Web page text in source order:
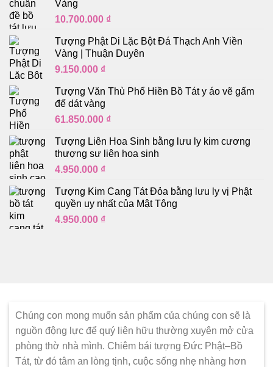
Vàng
10.700.000 ₫
Tượng Phật Di Lặc Bột Đá Thạch Anh Viền
Vàng | Thuận Duyên
9.150.000 ₫
Tượng Văn Thù Phổ Hiền Bồ Tát y áo vẽ gấm
đế dát vàng
61.850.000 ₫
Tượng Liên Hoa Sinh bằng lưu ly kim cương
thượng sư liên hoa sinh
4.950.000 ₫
Tượng Kim Cang Tát Đỏa bằng lưu ly vị Phật
quyền uy nhất của Mật Tông
4.950.000 ₫
Chúng con mong muốn sản phẩm của chúng con sẽ là
nguồn động lực để quý liên hữu thường xuyên mở cửa
phòng thờ nhà mình. Chiêm bái tượng Đức Phật–Bồ
Tát, từ đó tâm an lòng tịnh, cuộc sống nhẹ nhàng hơn